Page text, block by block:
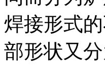
焊接形式
部形状又